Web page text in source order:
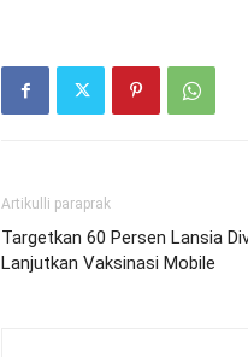
Artikulli paraprak
Targetkan 60 Persen Lansia
Lanjutkan Vaksinasi Mobile